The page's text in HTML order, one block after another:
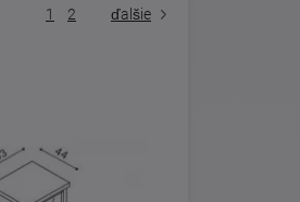
2
1 ďalšie